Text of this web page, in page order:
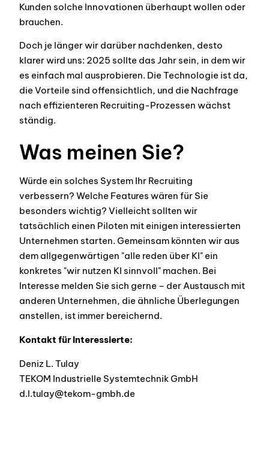
Kunden solche Innovationen überhaupt wollen oder
brauchen.
Doch je länger wir darüber nachdenken, desto
klarer wird uns: 2025 sollte das Jahr sein, in dem wir
es einfach mal ausprobieren. Die Technologie ist da,
die Vorteile sind offensichtlich, und die Nachfrage
nach effizienteren Recruiting-Prozessen wächst
ständig.
Was meinen Sie?
Würde ein solches System Ihr Recruiting
verbessern? Welche Features wären für Sie
besonders wichtig? Vielleicht sollten wir
tatsächlich einen Piloten mit einigen interessierten
Unternehmen starten. Gemeinsam könnten wir aus
dem allgegenwärtigen "alle reden über KI" ein
konkretes "wir nutzen KI sinnvoll" machen. Bei
Interesse melden Sie sich gerne – der Austausch mit
anderen Unternehmen, die ähnliche Überlegungen
anstellen, ist immer bereichernd.
Kontakt für Interessierte:
Deniz L. Tulay
TEKOM Industrielle Systemtechnik GmbH
d.l.tulay@tekom-gmbh.de